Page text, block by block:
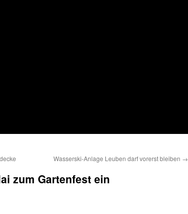
Wasserski-Anlage Leuben darf vorerst bleiben →
zum Gartenfest ein